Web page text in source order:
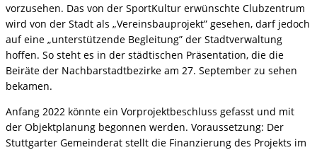
vorzusehen. Das von der SportKultur erwünschte Clubzentrum
wird von der Stadt als „Vereinsbauprojekt” gesehen, darf jedoch
auf eine „unterstützende Begleitung” der Stadtverwaltung
hoffen. So steht es in der städtischen Präsentation, die die
Beiräte der Nachbarstadtbezirke am 27. September zu sehen
bekamen.
Anfang 2022 könnte ein Vorprojektbeschluss gefasst und mit
der Objektplanung begonnen werden. Voraussetzung: Der
Stuttgarter Gemeinderat stellt die Finanzierung des Projekts im